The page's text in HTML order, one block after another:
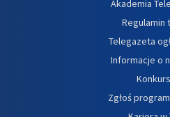
Akademia
Regulamin
Telegazeta
Informacje o
Zgłoś program